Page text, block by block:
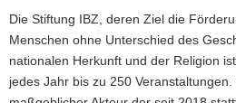
an
Dr.
Die Stiftung IBZ, deren Ziel die
Menschen ohne Unterschied des
nationalen Herkunft und der Religion
jedes Jahr bis zu 250